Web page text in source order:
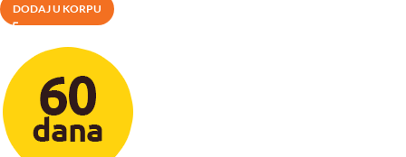
DODAJ U KORPU